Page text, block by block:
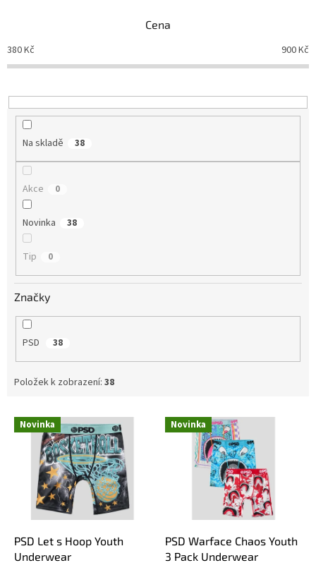
o
d
k
t
Cena
380Kč 900Kč
Na skladě 38
Akce 0
Novinka 38
Tip 0
Značky
PSD 38
Položek k zobrazení: 38
V Novinka
PSD Let s Hoop Youth
Underwear
Novinka
PSD Warface Chaos Youth
3 Pack Underwear